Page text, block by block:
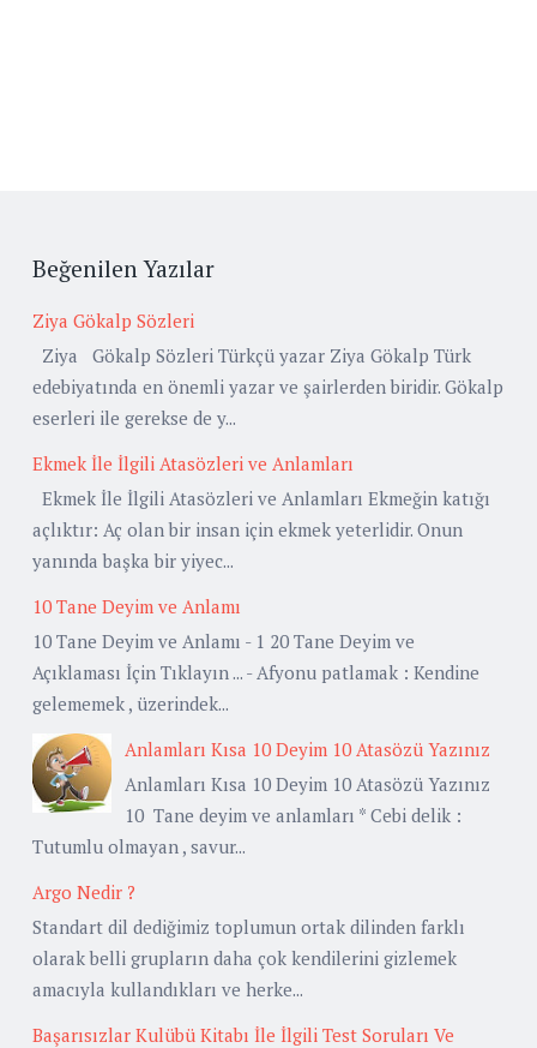
Beğenilen Yazılar
Ziya Gökalp Sözleri
Ziya Gökalp Sözleri Türkçü yazar Ziya Gökalp Türk
edebiyatında en önemli yazar ve şairlerden biridir. Gökalp
eserleri ile gerekse de y...
Ekmek İle İlgili Atasözleri ve Anlamları
Ekmek İle İlgili Atasözleri ve Anlamları Ekmeğin katığı
açlıktır: Aç olan bir insan için ekmek yeterlidir. Onun
yanında başka bir yiyec...
10 Tane Deyim ve Anlamı
10 Tane Deyim ve Anlamı - 1 20 Tane Deyim ve
Açıklaması İçin Tıklayın ... - Afyonu patlamak : Kendine
gelememek , üzerindek...
Anlamları Kısa 10 Deyim 10 Atasözü Yazınız
Anlamları Kısa 10 Deyim 10 Atasözü Yazınız
10 Tane deyim ve anlamları * Cebi delik :
Tutumlu olmayan , savur...
Argo Nedir ?
Standart dil dediğimiz toplumun ortak dilinden farklı
olarak belli grupların daha çok kendilerini gizlemek
amacıyla kullandıkları ve herke...
Başarısızlar Kulübü Kitabı İle İlgili Test Soruları Ve